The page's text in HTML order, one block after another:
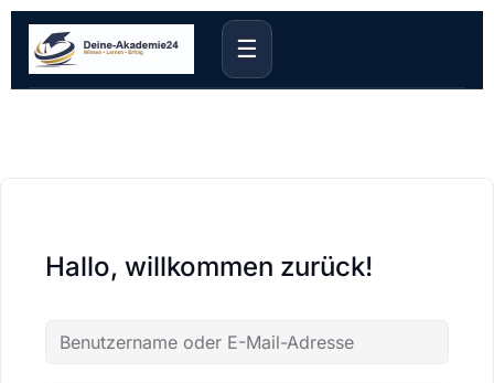
☰
Hallo, willkommen zurück!